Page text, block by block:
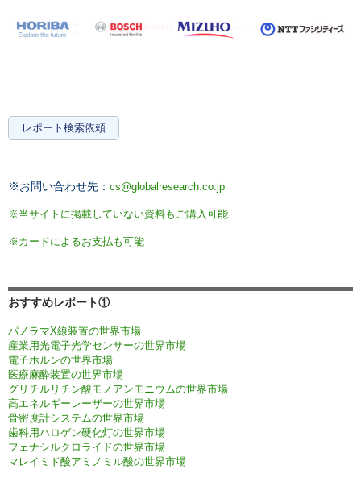
レポート検索依頼
※お問い合わせ先： cs@globalresearch.co.jp
※当サイトに掲載していない資料もご購入可能
※カードによるお支払も可能
おすすめレポート①
パノラマX線装置の世界市場
産業用光電子光学センサーの世界市場
電子ホルンの世界市場
医療麻酔装置の世界市場
グリチルリチン酸モノアンモニウムの世界市場
高エネルギーレーザーの世界市場
骨密度計システムの世界市場
歯科用ハロゲン硬化灯の世界市場
フェナシルクロライドの世界市場
マレイミド酸アミノミル酸の世界市場